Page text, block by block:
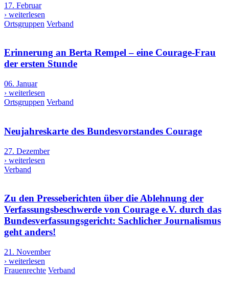
17. Februar
› weiterlesen
Ortsgruppen Verband
Erinnerung an Berta Rempel – eine Courage-Frau
der ersten Stunde
06. Januar
› weiterlesen
Ortsgruppen Verband
Neujahreskarte des Bundesvorstandes Courage
27. Dezember
› weiterlesen
Verband
Zu den Presseberichten über die Ablehnung der
Verfassungsbeschwerde von Courage e.V. durch das
Bundesverfassungsgericht: Sachlicher Journalismus
geht anders!
21. November
› weiterlesen
Frauenrechte Verband